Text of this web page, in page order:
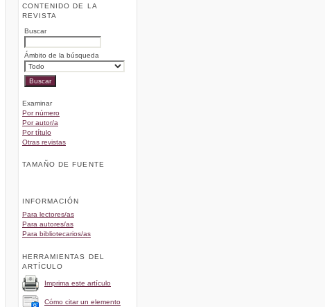
CONTENIDO DE LA
REVISTA
Buscar
Ámbito de la búsqueda
Examinar
Por número
Por autor/a
Por título
Otras revistas
TAMAÑO DE FUENTE
INFORMACIÓN
Para lectores/as
Para autores/as
Para bibliotecarios/as
HERRAMIENTAS DEL
ARTÍCULO
Imprima este artículo
Cómo citar un elemento